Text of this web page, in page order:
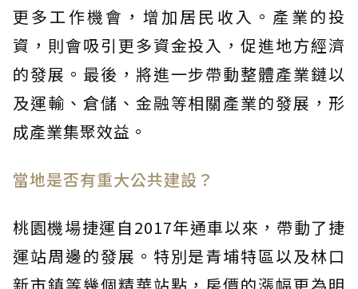
更多工作機會，增加居民收入。產業的投
資，則會吸引更多資金投入，促進地方經濟
的發展。最後，將進一步帶動整體產業鏈以
及運輸、倉儲、金融等相關產業的發展，形
成產業集聚效益。
當地是否有重大公共建設？
桃園機場捷運自2017年通車以來，帶動了捷
運站周邊的發展。特別是青埔特區以及林口
新市鎮等幾個精華站點，房價的漲幅更為明